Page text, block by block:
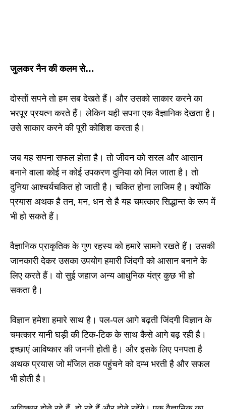
जुलकर नैन की कलम से…
दोस्तों सपने तो हम सब देखते हैं। और उसको साकार करने का
भरपूर प्रयत्न करते हैं। लेकिन यही सपना एक वैज्ञानिक देखता है।
उसे साकार करने की पूरी कोशिश करता है।
जब यह सपना सफल होता है। तो जीवन को सरल और आसान
बनाने वाला कोई न कोई उपकरण दुनिया को मिल जाता है। तो
दुनिया आश्चर्यचकित हो जाती है। चकित होना लाजिम है। क्योंकि
प्रयास अथक है तन, मन, धन से है यह चमत्कार सिद्धान्त के रूप में
भी हो सकते हैं।
वैज्ञानिक प्राकृतिक के गुण रहस्य को हमारे सामने रखते हैं। उसकी
जानकारी देकर उसका उपयोग हमारी जिंदगी को आसान बनाने के
लिए करते हैं। वो सुई जहाज अन्य आधुनिक यंत्र कुछ भी हो
सकता है।
विज्ञान हमेशा हमारे साथ है। पल-पल आगे बढ़ती जिंदगी विज्ञान के
चमत्कार यानी घड़ी की टिक-टिक के साथ कैसे आगे बढ़ रही है।
इच्छाएं आविष्कार की जननी होती है। और इसके लिए पनपता है
अथक प्रयास जो मंजिल तक पहुंचने को दम्भ भरती है और सफल
भी होती है।